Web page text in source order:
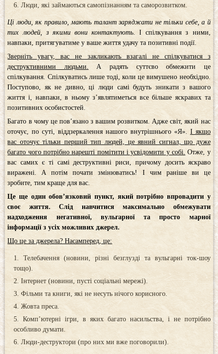
Люди, які займаються самопізнанням та саморозвитком.
Ці люди, як правило, мають талант заряджати не тільки себе, а й
тих людей, з якими вони контактують. І спілкування з ними,
навпаки, притягуватиме у ваше життя удачу та позитивні події.
Зверніть увагу, вас не закликають взагалі не спілкуватися з
деструктивними людьми. А радять суттєво обмежити це
спілкування. Спілкуватись лише тоді, коли це вимушено необхідно.
Поступово, як не дивно, ці люди самі будуть зникати з вашого
життя і, навпаки, в ньому з’являтиметься все більше яскравих та
позитивних особистостей.
Багато в чому це пов’язано з вашим розвитком. Адже світ, який нас
оточує, по суті, віддзеркалення нашого внутрішнього «Я». І якщо
вас оточує тільки перший тип людей, це явний сигнал, що дуже
багато чого потрібно нарешті помітити і усвідомити у собі. Отже, у
вас самих є ті самі деструктивні риси, причому досить яскраво
виражені. А потім почати змінюватись! І чим раніше ви це
зробите, тим краще для вас.
Це ще один обов’язковий пункт, який потрібно впровадити у
своє життя. Слід навчитися максимально обмежувати
надходження негативної, вульгарної та просто марної
інформації з усіх можливих джерел.
Що це за джерела? Насамперед, це:
Телебачення (новини, різні безглузді та вульгарні ток-шоу
тощо).
Інтернет (новини, пусті соціальні мережі).
Фільми та книги, які не несуть нічого корисного.
Жовта преса.
Комп’ютерні ігри, в яких багато насильства, і не потрібно
особливо думати.
Люди-деструктори (про них ми вже поговорили).